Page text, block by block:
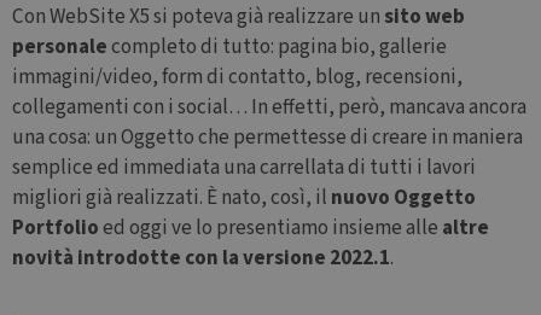
Con WebSite X5 si poteva già realizzare un sito web
personalecompleto di tutto: pagina bio, gallerie
immagini/video, form di contatto, blog, recensioni,
collegamenti con i social… In effetti, però, mancava ancora
una cosa: un Oggetto che permettesse di creare in maniera
semplice ed immediata una carrellata di tutti i lavori
migliori già realizzati. È nato, così, il nuovo Oggetto
Portfolioed oggi ve lo presentiamo insieme alle altre
novità introdotte con la versione 2022.1.